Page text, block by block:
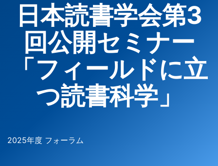
日本読書学会第3
回公開セミナー
「フィールドに立
つ読書科学」
2025年度 フォーラム